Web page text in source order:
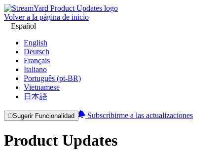
Volver a la página de inicio
Español
English
Deutsch
Français
Italiano
Português (pt-BR)
Vietnamese
日本語
Sugerir Funcionalidad Subscribirme a las actualizaciones
Product Updates